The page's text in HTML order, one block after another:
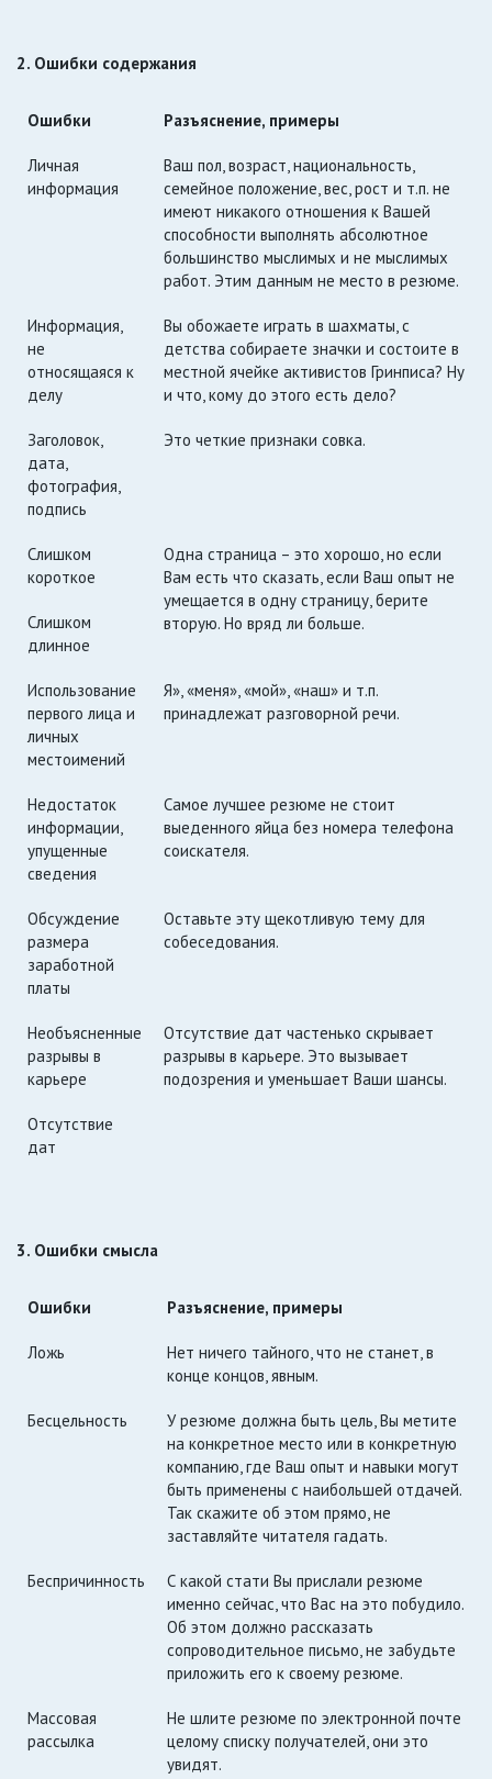
2. Ошибки содержания
Ошибки Разъяснение, примеры
Личная
информация
Ваш пол, возраст, национальность,
семейное положение, вес, рост и т.п. не
имеют никакого отношения к Вашей
способности выполнять абсолютное
большинство мыслимых и не мыслимых
работ. Этим данным не место в резюме.
Информация,
не
относящаяся к
делу
Вы обожаете играть в шахматы, с
детства собираете значки и состоите в
местной ячейке активистов Гринписа? Ну
и что, кому до этого есть дело?
Заголовок,
дата,
фотография,
подпись
Это четкие признаки совка.
Слишком
короткое
Одна страница – это хорошо, но если
Вам есть что сказать, если Ваш опыт не
умещается в одну страницу, берите
вторую. Но вряд ли больше.
Слишком
длинное
Использование
первого лица и
личных
местоимений
Я», «меня», «мой», «наш» и т.п.
принадлежат разговорной речи.
Недостаток
информации,
упущенные
сведения
Самое лучшее резюме не стоит
выеденного яйца без номера телефона
соискателя.
Обсуждение
размера
заработной
платы
Оставьте эту щекотливую тему для
собеседования.
Необъясненные
разрывы в
карьере
Отсутствие дат частенько скрывает
разрывы в карьере. Это вызывает
подозрения и уменьшает Ваши шансы.
Отсутствие
дат
3. Ошибки смысла
Ошибки Разъяснение, примеры
Ложь
Нет ничего тайного, что не станет, в
конце концов, явным.
Бесцельность
У резюме должна быть цель, Вы метите
на конкретное место или в конкретную
компанию, где Ваш опыт и навыки могут
быть применены с наибольшей отдачей.
Так скажите об этом прямо, не
заставляйте читателя гадать.
Беспричинность
С какой стати Вы прислали резюме
именно сейчас, что Вас на это побудило.
Об этом должно рассказать
сопроводительное письмо, не забудьте
приложить его к своему резюме.
Массовая
рассылка
Не шлите резюме по электронной почте
целому списку получателей, они это
увидят.